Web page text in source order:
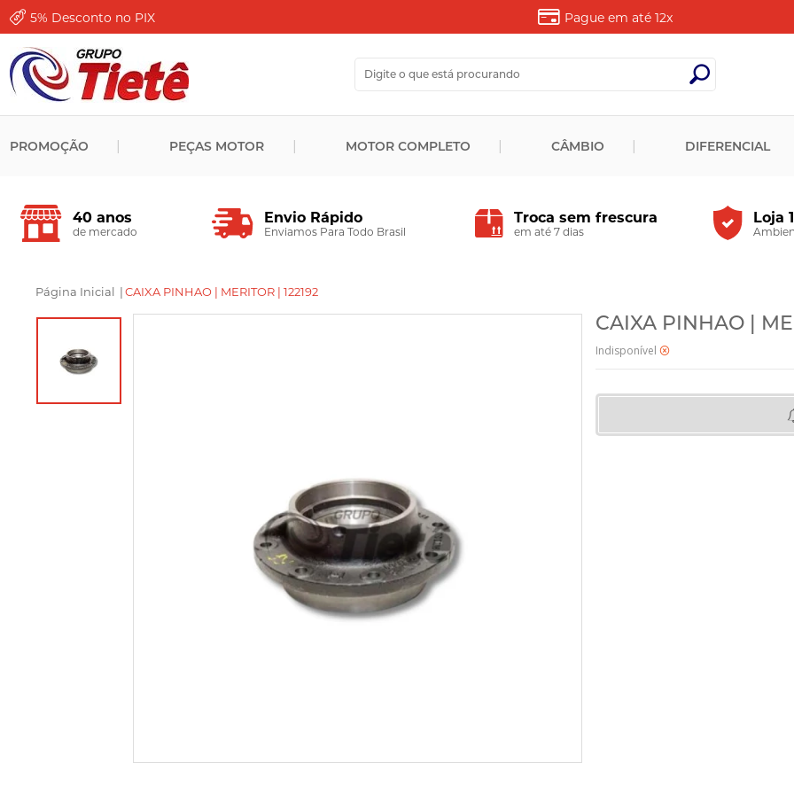
5% Desconto no PIX Pague em até 12x
PROMOÇÃO PEÇAS MOTOR MOTOR COMPLETO CÂMBIO DIFERENCIAL
40 anos
de mercado
Envio Rápido
Enviamos Para Todo Brasil
Troca sem frescura
em até 7 dias
Loja
Página Inicial |CAIXA PINHAO | MERITOR | 122192
CAIXA PINHAO |
Indisponível